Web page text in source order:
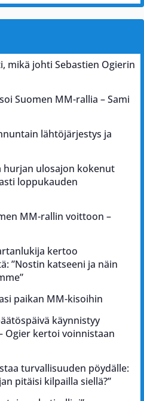
mikä johti Sebastien Ogierin
Suomen MM-rallia – Sami
lähtöjärjestys ja
hurjan ulosajon kokenut
loppukauden
MM-rallin voittoon –
kertoo
”Nostin katseeni ja näin
paikan MM-kisoihin
käynnistyy
Ogier kertoi voinnistaan
turvallisuuden pöydälle:
pitäisi kilpailla siellä?”